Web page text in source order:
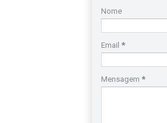
Nome
Email *
Mensagem *